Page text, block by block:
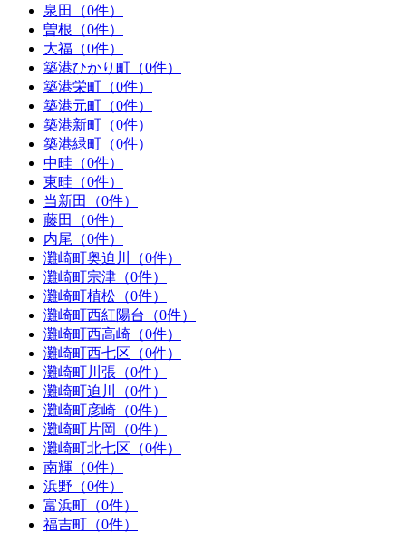
泉田（0件）
曽根（0件）
大福（0件）
築港ひかり町（0件）
築港栄町（0件）
築港元町（0件）
築港新町（0件）
築港緑町（0件）
中畦（0件）
東畦（0件）
当新田（0件）
藤田（0件）
内尾（0件）
灘崎町奥迫川（0件）
灘崎町宗津（0件）
灘崎町植松（0件）
灘崎町西紅陽台（0件）
灘崎町西高崎（0件）
灘崎町西七区（0件）
灘崎町川張（0件）
灘崎町迫川（0件）
灘崎町彦崎（0件）
灘崎町片岡（0件）
灘崎町北七区（0件）
南輝（0件）
浜野（0件）
富浜町（0件）
福吉町（0件）